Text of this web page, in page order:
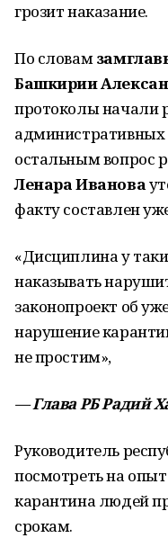
грозит наказание.
По словам
Башкирии
протоколы начали
административных
остальным вопрос
Ленара Иванова
факту составлен
«Дисциплина у
наказывать
законопроект об
нарушение
не простим»,
—Глава РБ Радий
Руководитель
посмотреть на
карантина людей
срокам.